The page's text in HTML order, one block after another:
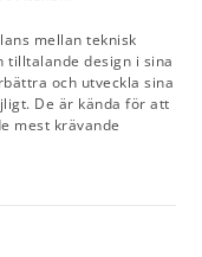
mellan teknisk
tilltalande design i sina
och utveckla sina
De är kända för att
mest krävande